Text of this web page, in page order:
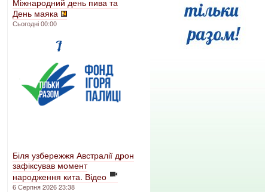
Міжнародний день пива та
День маяка
Сьогодні 00:00
Біля узбережжя Австралії дрон
зафіксував момент
народження кита. Відео
6 Серпня 2026 23:38